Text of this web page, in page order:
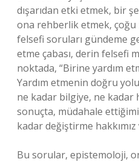
dışarıdan etki etmek, bir
ona rehberlik etmek, çoğu
felsefi soruları gündeme
etme çabası, derin felsefi
noktada, “Birine yardım
Yardım etmenin doğru
ne kadar bilgiye, ne kadar
sonuçta, müdahale
kadar değiştirme hakkımız
Bu sorular, epistemoloji,